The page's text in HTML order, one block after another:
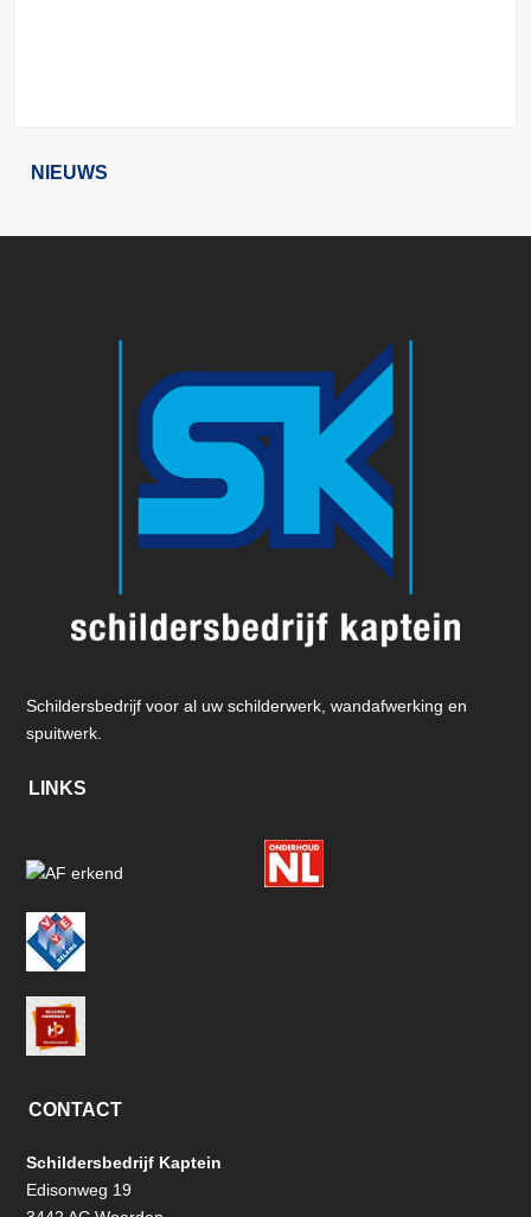
NIEUWS
Schildersbedrijf voor al uw schilderwerk, wandafwerking en
spuitwerk.
LINKS
CONTACT
Schildersbedrijf Kaptein
Edisonweg 19